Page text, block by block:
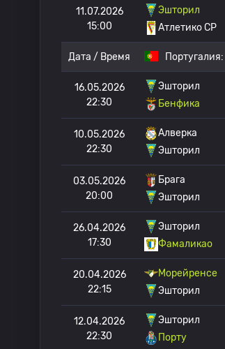
11.07.2026
15:00
Эшторил
Атлетико CP
Дата / Время Португалия:
16.05.2026
22:30
Эшторил
Бенфика
10.05.2026
22:30
Алверка
Эшторил
03.05.2026
20:00
Брага
Эшторил
26.04.2026
17:30
Эшторил
Фамаликао
20.04.2026
22:15
Морейренсе
Эшторил
12.04.2026
22:30
Эшторил
Порту